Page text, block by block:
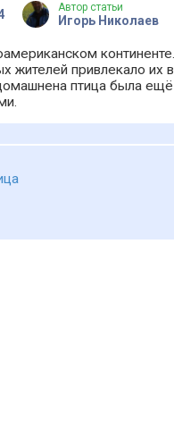
Автор статьи
Игорь Николаев
жителей привлекало их
птица была